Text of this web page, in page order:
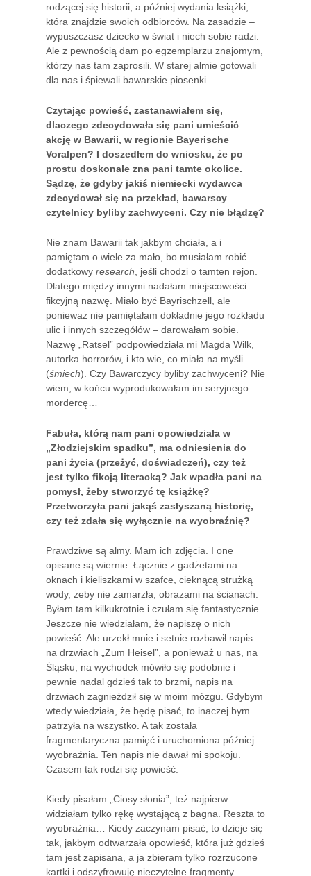
rodzącej się historii, a później wydania książki,
która znajdzie swoich odbiorców. Na zasadzie –
wypuszczasz dziecko w świat i niech sobie radzi.
Ale z pewnością dam po egzemplarzu znajomym,
którzy nas tam zaprosili. W starej almie gotowali
dla nas i śpiewali bawarskie piosenki.
Czytając powieść, zastanawiałem się,
dlaczego zdecydowała się pani umieścić
akcję w Bawarii, w regionie Bayerische
Voralpen? I doszedłem do wniosku, że po
prostu doskonale zna pani tamte okolice.
Sądzę, że gdyby jakiś niemiecki wydawca
zdecydował się na przekład, bawarscy
czytelnicy byliby zachwyceni. Czy nie błądzę?
Nie znam Bawarii tak jakbym chciała, a i
pamiętam o wiele za mało, bo musiałam robić
dodatkowy research , jeśli chodzi o tamten rejon.
Dlatego między innymi nadałam miejscowości
fikcyjną nazwę. Miało być Bayrischzell, ale
ponieważ nie pamiętałam dokładnie jego rozkładu
ulic i innych szczegółów – darowałam sobie.
Nazwę „Ratsel” podpowiedziała mi Magda Wilk,
autorka horrorów, i kto wie, co miała na myśli
(śmiech). Czy Bawarczycy byliby zachwyceni? Nie
wiem, w końcu wyprodukowałam im seryjnego
mordercę…
Fabuła, którą nam pani opowiedziała w
„Złodziejskim spadku”, ma odniesienia do
pani życia (przeżyć, doświadczeń), czy też
jest tylko fikcją literacką? Jak wpadła pani na
pomysł, żeby stworzyć tę książkę?
Przetworzyła pani jakąś zasłyszaną historię,
czy też zdała się wyłącznie na wyobraźnię?
Prawdziwe są almy. Mam ich zdjęcia. I one
opisane są wiernie. Łącznie z gadżetami na
oknach i kieliszkami w szafce, cieknącą strużką
wody, żeby nie zamarzła, obrazami na ścianach.
Byłam tam kilkukrotnie i czułam się fantastycznie.
Jeszcze nie wiedziałam, że napiszę o nich
powieść. Ale urzekł mnie i setnie rozbawił napis
na drzwiach „Zum Heisel”, a ponieważ u nas, na
Śląsku, na wychodek mówiło się podobnie i
pewnie nadal gdzieś tak to brzmi, napis na
drzwiach zagnieździł się w moim mózgu. Gdybym
wtedy wiedziała, że będę pisać, to inaczej bym
patrzyła na wszystko. A tak została
fragmentaryczna pamięć i uruchomiona później
wyobraźnia. Ten napis nie dawał mi spokoju.
Czasem tak rodzi się powieść.
Kiedy pisałam „Ciosy słonia”, też najpierw
widziałam tylko rękę wystającą z bagna. Reszta to
wyobraźnia… Kiedy zaczynam pisać, to dzieje się
tak, jakbym odtwarzała opowieść, która już gdzieś
tam jest zapisana, a ja zbieram tylko rozrzucone
kartki i odszyfrowuję nieczytelne fragmenty.